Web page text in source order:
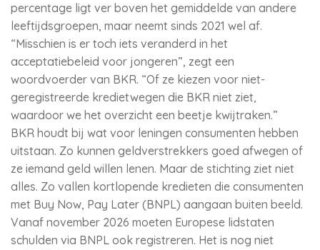
percentage ligt ver boven het gemiddelde van andere
leeftijdsgroepen, maar neemt sinds 2021 wel af.
“Misschien is er toch iets veranderd in het
acceptatiebeleid voor jongeren”, zegt een
woordvoerder van BKR. “Of ze kiezen voor niet-
geregistreerde kredietwegen die BKR niet ziet,
waardoor we het overzicht een beetje kwijtraken.”
BKR houdt bij wat voor leningen consumenten hebben
uitstaan. Zo kunnen geldverstrekkers goed afwegen of
ze iemand geld willen lenen. Maar de stichting ziet niet
alles. Zo vallen kortlopende kredieten die consumenten
met Buy Now, Pay Later (BNPL) aangaan buiten beeld.
Vanaf november 2026 moeten Europese lidstaten
schulden via BNPL ook registreren. Het is nog niet